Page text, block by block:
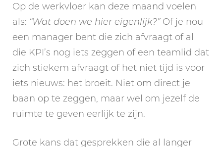
Op de werkvloer kan deze maand voelen
als: “Wat doen we hier eigenlijk?”Of je nou
een manager bent die zich afvraagt of al
die KPI’s nog iets zeggen of een teamlid dat
zich stiekem afvraagt of het niet tijd is voor
iets nieuws: het broeit. Niet om direct je
baan op te zeggen, maar wel om jezelf de
ruimte te geven eerlijk te zijn.
Grote kans dat gesprekken die al langer